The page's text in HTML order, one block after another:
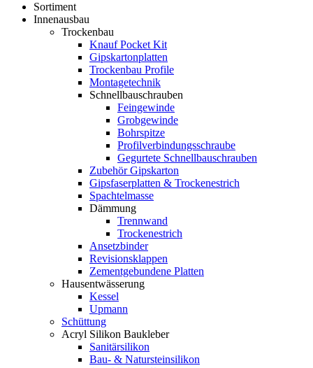
Sortiment
Innenausbau
Trockenbau
Knauf Pocket Kit
Gipskartonplatten
Trockenbau Profile
Montagetechnik
Schnellbauschrauben
Feingewinde
Grobgewinde
Bohrspitze
Profilverbindungsschraube
Gegurtete Schnellbauschrauben
Zubehör Gipskarton
Gipsfaserplatten & Trockenestrich
Spachtelmasse
Dämmung
Trennwand
Trockenestrich
Ansetzbinder
Revisionsklappen
Zementgebundene Platten
Hausentwässerung
Kessel
Upmann
Schüttung
Acryl Silikon Baukleber
Sanitärsilikon
Bau- & Natursteinsilikon